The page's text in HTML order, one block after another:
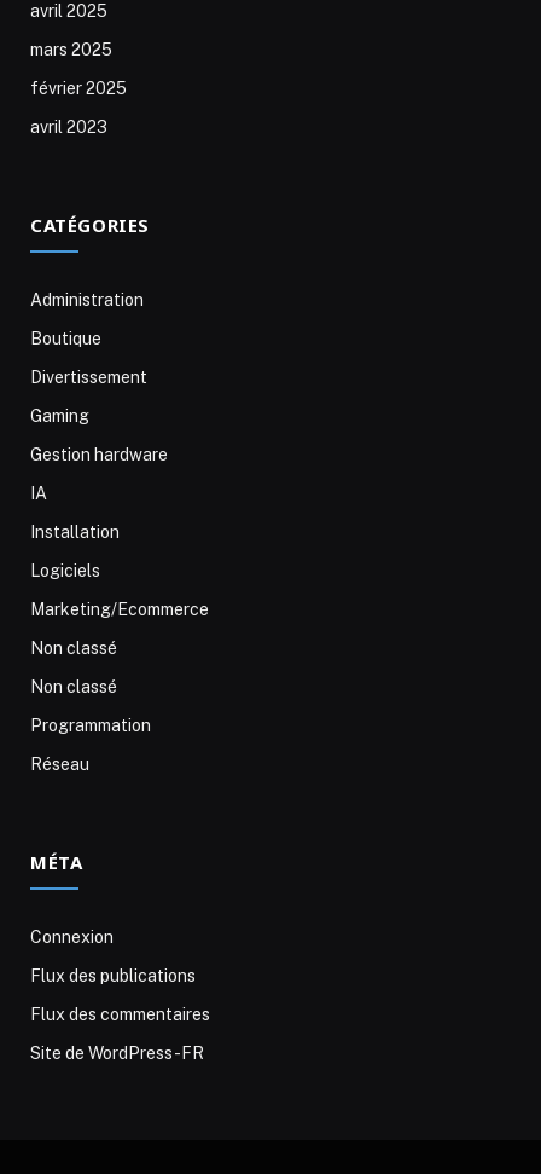
avril 2025
mars 2025
février 2025
avril 2023
CATÉGORIES
Administration
Boutique
Divertissement
Gaming
Gestion hardware
IA
Installation
Logiciels
Marketing/Ecommerce
Non classé
Non classé
Programmation
Réseau
MÉTA
Connexion
Flux des publications
Flux des commentaires
Site de WordPress-FR